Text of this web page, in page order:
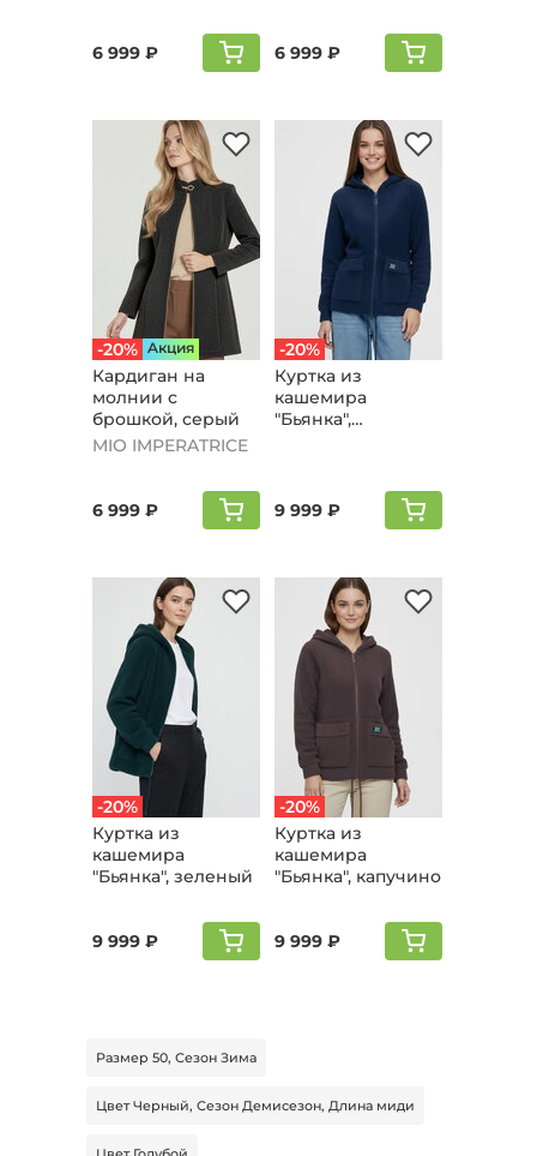
6 999 ₽ 6 999 ₽
-20% Aкция
Кардиган на
молнии с
брошкой, серый
MIO IMPERATRICE
6 999 ₽
-20%
Куртка из
кашемира
"Бьянка",
9 999 ₽
-20%
Куртка из
кашемира
"Бьянка", зеленый
9 999 ₽
-20%
Куртка из
кашемира
"Бьянка", капучино
9 999 ₽
Размер 50, Сезон Зима
Цвет Черный, Сезон Демисезон, Длина миди